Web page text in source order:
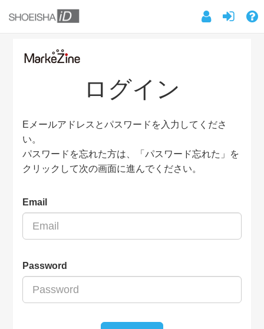
ログイン
Eメールアドレスとパスワードを入力してくださ
い。
パスワードを忘れた方は、「パスワード忘れた」を
クリックして次の画面に進んでください。
Email
Password